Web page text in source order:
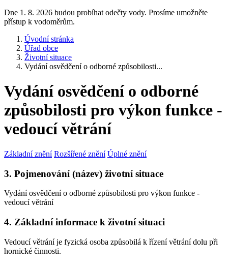
Dne 1. 8. 2026 budou probíhat odečty vody. Prosíme umožněte
přístup k vodoměrům.
Úvodní stránka
Úřad obce
Životní situace
Vydání osvědčení o odborné způsobilosti...
Vydání osvědčení o odborné
způsobilosti pro výkon funkce -
vedoucí větrání
Základní znění Rozšířené znění Úplné znění
3. Pojmenování (název) životní situace
Vydání osvědčení o odborné způsobilosti pro výkon funkce -
vedoucí větrání
4. Základní informace k životní situaci
Vedoucí větrání je fyzická osoba způsobilá k řízení větrání dolu při
hornické činnosti.